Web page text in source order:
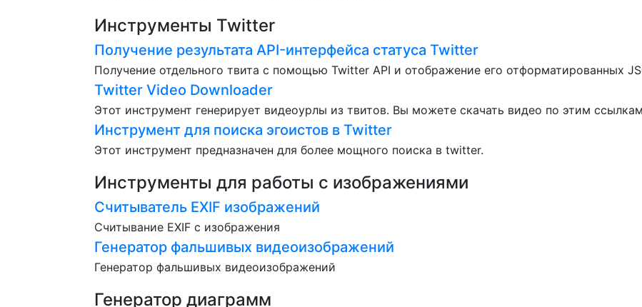
Инструменты Twitter
Получение результата API-интерфейса статуса Twitter
Получение отдельного твита с помощью Twitter API и отображение его отформатированных
Twitter Video Downloader
Этот инструмент генерирует видеоурлы из твитов. Вы можете скачать видео по этим
Инструмент для поиска эгоистов в Twitter
Этот инструмент предназначен для более мощного поиска в twitter.
Инструменты для работы с изображениями
Считыватель EXIF изображений
Считывание EXIF с изображения
Генератор фальшивых видеоизображений
Генератор фальшивых видеоизображений
Генератор диаграмм